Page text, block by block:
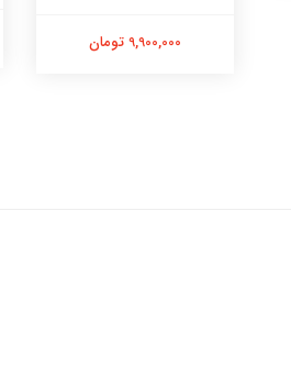
9,900,000 تومان